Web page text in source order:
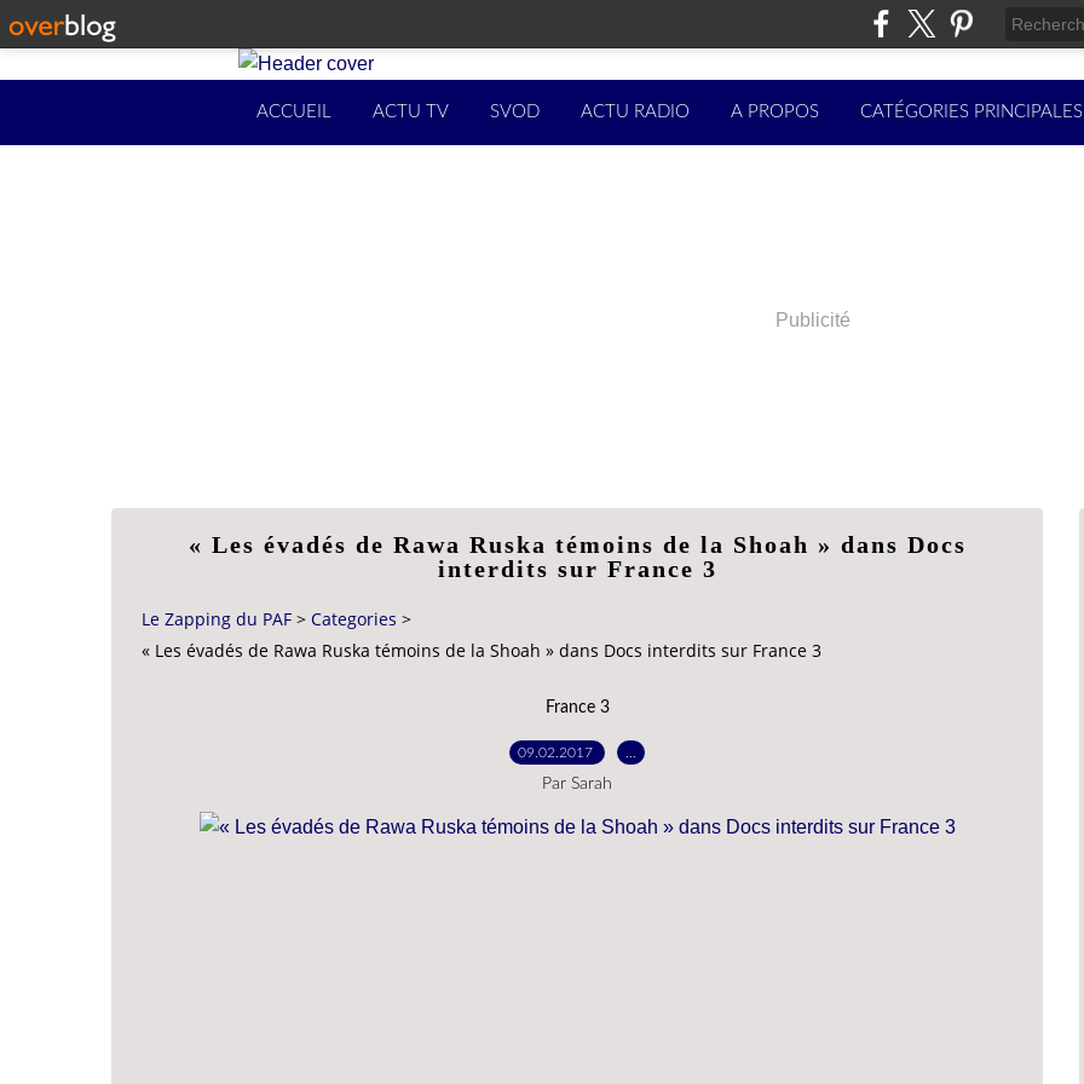
ACCUEIL ACTU TV SVOD ACTU RADIO A PROPOS CATÉGORIES PRINCIPALES
Publicité
« Les évadés de Rawa Ruska témoins de la Shoah » dans Docs
interdits sur France 3
Le Zapping du PAF > Categories >
« Les évadés de Rawa Ruska témoins de la Shoah » dans Docs interdits sur France 3
France 3
09.02.2017
Par Sarah